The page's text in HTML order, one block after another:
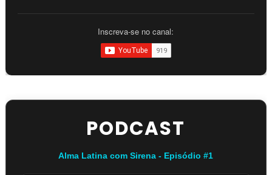
Inscreva-se no canal:
PODCAST
Alma Latina com Sirena - Episódio #1